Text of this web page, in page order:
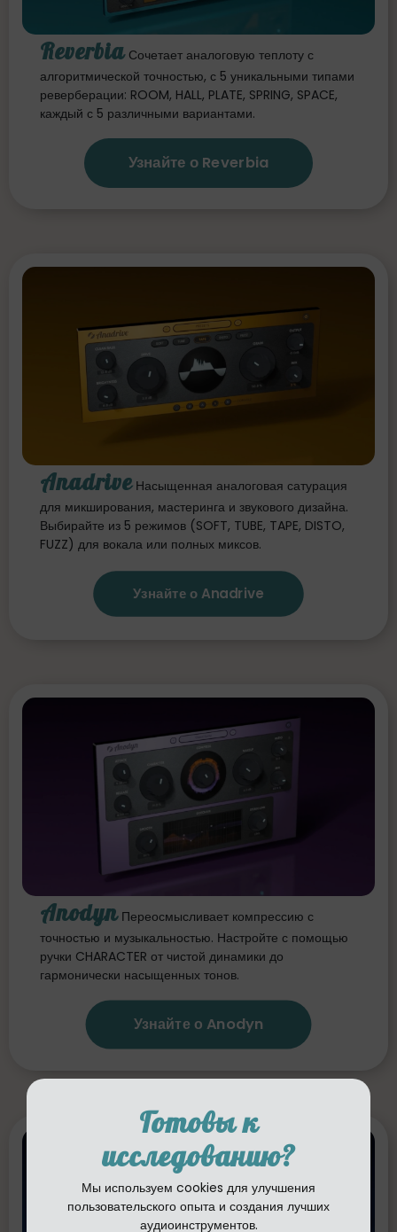
Готовы к
исследованию?
Мы используем cookies для улучшения
пользовательского опыта и создания лучших
аудиоинструментов.
Reverbia Сочетает аналоговую теплоту с
алгоритмической точностью, с 5 уникальными типами
реверберации: ROOM, HALL, PLATE, SPRING, SPACE,
каждый с 5 различными вариантами.
Узнайте о Reverbia
Anadrive Насыщенная аналоговая сатурация
для микширования, мастеринга и звукового дизайна.
Выбирайте из 5 режимов (SOFT, TUBE, TAPE, DISTO,
FUZZ) для вокала или полных миксов.
Узнайте о Anadrive
Anodyn Переосмысливает компрессию с
точностью и музыкальностью. Настройте с помощью
ручки CHARACTER от чистой динамики до
гармонически насыщенных тонов.
Узнайте о Anodyn